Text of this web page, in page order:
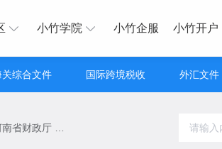
小竹学院 小竹企服 小竹开户
关综合文件 国际跨境税收 外汇文件